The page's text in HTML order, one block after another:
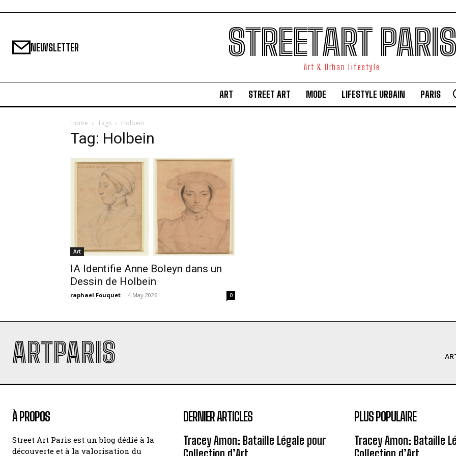
NEWSLETTER STREETART PARIS
Art & Urban Lifestyle
ART STREET ART MODE LIFESTYLE URBAIN PARIS
Home Tags Holbein
Tag: Holbein
Art
IA Identifie Anne Boleyn dans un
Dessin de Holbein
raphael Fouquet - 4 May 2026 0
ARTPARIS
À PROPOS
Street Art Paris est un blog dédié à la
découverte et à la valorisation du
DERNIER ARTICLES
Tracey Amon: Bataille Légale pour
PLUS POPULAIRE
Tracey Amon: Bataille